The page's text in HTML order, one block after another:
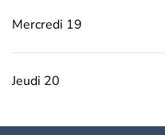
Mercredi 19
Jeudi 20